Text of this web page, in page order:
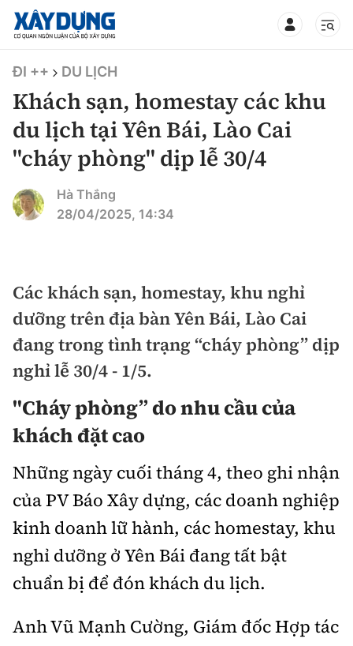
TIN BỘ XÂY DỰNG
CHUYÊN MỤC
Mới nhất
Chính trị
Xã hội
Chuyện dọc đường
Cải chính
Xây dựng
Chỉ đạo điều hành
Quy hoạch kiến trúc
Vật liệu xây dựng
Giám định chất lượng
Quản lý đô thị
Giao thông
Quản lý
Đường bộ
Đường sắt
Đăng kiểm
Đường sắt tốc độ cao
Đường thủy
Thị trường
Tài chính
Chứng khoán
Bảo hiểm
Doanh nghiệp
Pháp luật
Thanh tra
Điều tra
Pháp đình
Hỏi - Đáp
An toàn giao thông
Giao thông 24h
ATGT địa phương
Lái xe an toàn
Chất lượng sống
Giáo dục
Văn hóa - Giải Trí
Thể thao
ĐI ++ DU LỊCH
Khách sạn, homestay các khu
du lịch tại Yên Bái, Lào Cai
"cháy phòng" dịp lễ 30/4
Hà Thắng
28/04/2025, 14:34
Các khách sạn, homestay, khu nghỉ
dưỡng trên địa bàn Yên Bái, Lào Cai
đang trong tình trạng “cháy phòng” dịp
nghỉ lễ 30/4 - 1/5.
"Cháy phòng” do nhu cầu của
khách đặt cao
Những ngày cuối tháng 4, theo ghi nhận
của PV Báo Xây dựng, các doanh nghiệp
kinh doanh lữ hành, các homestay, khu
nghỉ dưỡng ở Yên Bái đang tất bật
chuẩn bị để đón khách du lịch.
Anh Vũ Mạnh Cường, Giám đốc Hợp tác